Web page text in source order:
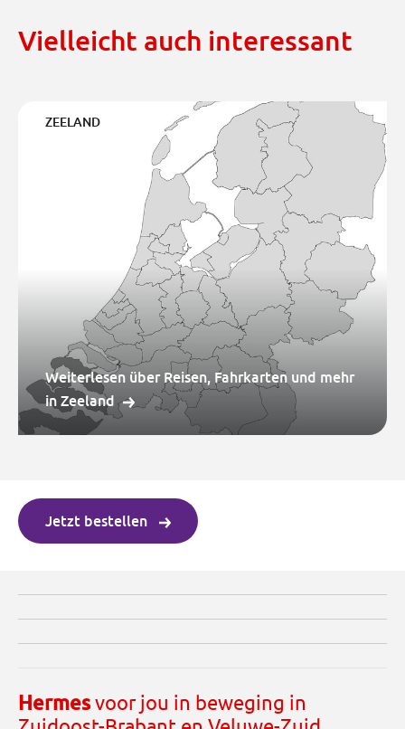
Vielleicht auch interessant
ZEELAND
Weiterlesen über Reisen, Fahrkarten und mehr
in Zeeland
Jetzt bestellen
Hermesvoor jou in beweging in